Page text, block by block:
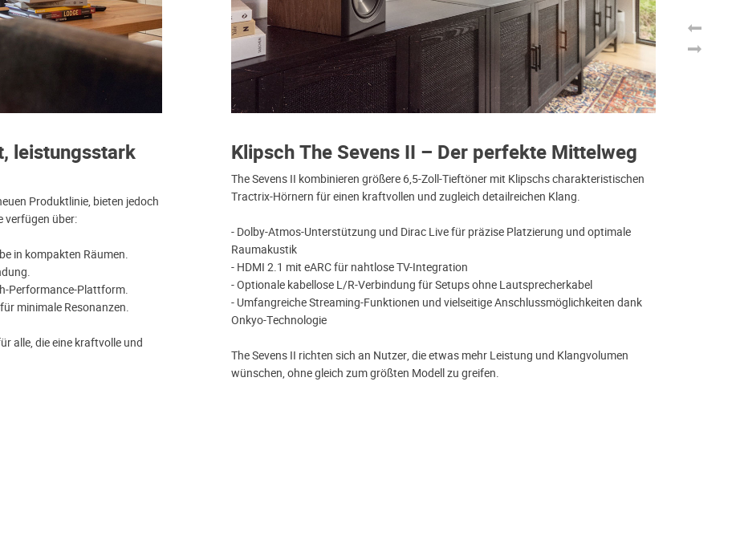
leistungsstark
Produktlinie, bieten jedoch
verfügen über:
in kompakten Räumen.
Performance-Plattform.
minimale Resonanzen.
alle, die eine kraftvolle und
Klipsch The Sevens II – Der perfekte Mittelweg
The Sevens II kombinieren größere 6,5-Zoll-Tieftöner mit Klipschs charakteristischen
Tractrix-Hörnern für einen kraftvollen und zugleich detailreichen Klang.
- Dolby-Atmos-Unterstützung und Dirac Live für präzise Platzierung und optimale
Raumakustik
- HDMI 2.1 mit eARC für nahtlose TV-Integration
- Optionale kabellose L/R-Verbindung für Setups ohne Lautsprecherkabel
- Umfangreiche Streaming-Funktionen und vielseitige Anschlussmöglichkeiten dank
Onkyo-Technologie
The Sevens II richten sich an Nutzer, die etwas mehr Leistung und Klangvolumen
wünschen, ohne gleich zum größten Modell zu greifen.